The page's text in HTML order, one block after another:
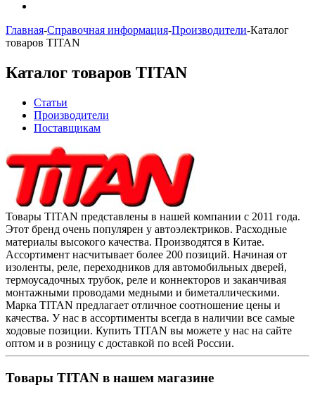
Главная-Справочная информация-Производители-Каталог
товаров TITAN
Каталог товаров TITAN
Статьи
Производители
Поставщикам
Товары TITAN представлены в нашей компании с 2011 года.
Этот бренд очень популярен у автоэлектриков. Расходные
материалы высокого качества. Производятся в Китае.
Ассортимент насчитывает более 200 позиций. Начиная от
изоленты, реле, переходников для автомобильных дверей,
термоусадочных трубок, реле и коннекторов и заканчивая
монтажными проводами медными и биметаллическими.
Марка TITAN предлагает отличное соотношение цены и
качества. У нас в ассортименты всегда в наличии все самые
ходовые позиции. Купить TITAN вы можете у нас на сайте
оптом и в розницу с доставкой по всей России.
Товары TITAN в нашем магазине